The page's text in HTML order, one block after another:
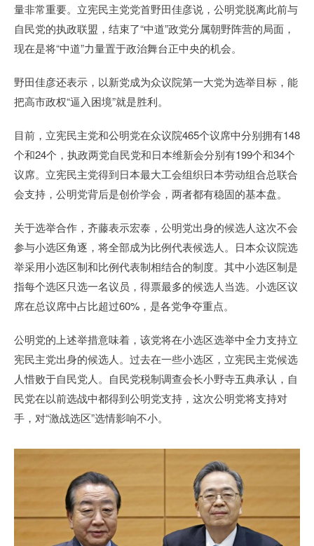
量非常重要。立宪民主党党首野田佳彦说，公明党脱离此前与
自民党的执政联盟，结束了“中道”政党分属朝野阵营的局面，
现在是将“中道”力量置于政治舞台正中央的机会。
野田佳彦还表示，以新党成为众议院第一大党为选举目标，能
把高市政权“逼入困境”就是胜利。
目前，立宪民主党和公明党在众议院465个议席中分别拥有148
个和24个，执政两党自民党和日本维新会分别有199个和34个
议席。立宪民主党得到日本最大工会组织日本劳动组合总联合
会支持，公明党背后是创价学会，两者都有稳固的基本盘。
关于选举合作，齐藤表示宏泰，公明党出身的候选人这次不会
参与小选区角逐，将全部成为比例代表候选人。日本众议院选
举采用小选区制和比例代表制相结合的制度。其中小选区制是
指每个选区只选一名议员，得票最多的候选人当选。小选区议
席在总议席中占比超过60%，是各党争夺重点。
公明党的上述举措意味着，该党将在小选区选举中全力支持立
宪民主党出身的候选人。过去在一些小选区，立宪民主党候选
人惜败于自民党人。自民党税制调查会长小野寺五典承认，自
民党在以前选战中都得到公明党支持，这次公明党将支持对
手，对“激战选区”选情影响不小。